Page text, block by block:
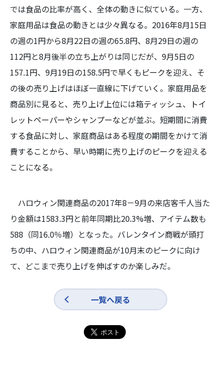
では食品の比率が高く、全体の動きに似ている。一方、
家庭用品は食品の動きとは少々異なる。2016年8月15日
の週の1円から8月22日の週の65.8円、8月29日の週の
112円と8月後半の立ち上がりは同じだが、9月5日の
157.1円、9月19日の158.5円で早くもピークを迎え、そ
の後の売り上げはほぼ一直線に下げていく。家庭用品を
商品別に見ると、売り上げ上位には箱ティッシュ、トイ
レットペーパーやシャンプーなどが並ぶ。短期間に消費
する食品に対し、家庭商品はある程度の期間をかけて消
費することから、早い時期に売り上げのピークを迎える
ことになる。
ハロウィン関連商品の2017年8－9月の来店客千人当た
り金額は1583.3円と前年同期比20.3%増、アイテム数も
588（同16.0％増）となった。バレンタイン商戦が頭打
ちの中、ハロウィン関連商品が10月末のピークに向け
て、どこまで売り上げを伸ばすのか楽しみだ。
一覧へ戻る